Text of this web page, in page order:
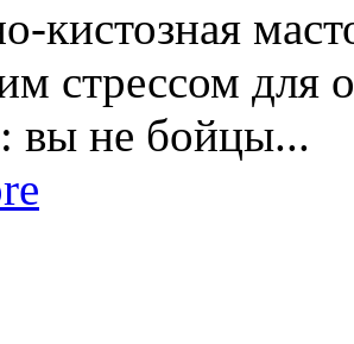
кистозная
стрессом для
вы не бойцы...